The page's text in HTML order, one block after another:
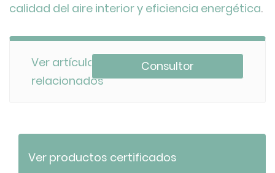
calidad del aire interior y eficiencia energética.
Ver artículos
relacionados
Consultor
Ver productos certificados